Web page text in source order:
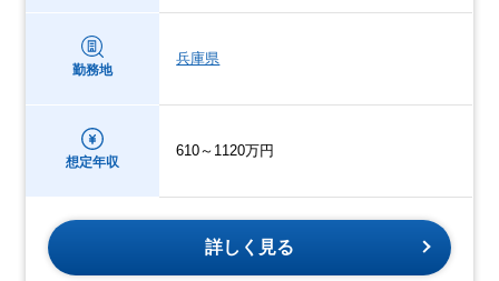
勤務地
兵庫県
想定年収
610～1120万円
詳しく見る